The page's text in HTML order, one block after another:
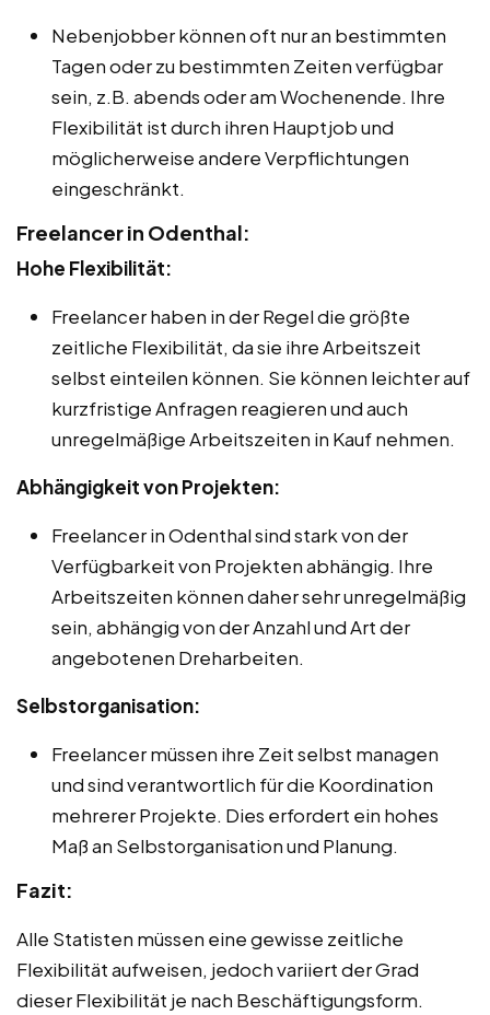
Nebenjobber können oft nur an bestimmten
Tagen oder zu bestimmten Zeiten verfügbar
sein, z.B. abends oder am Wochenende. Ihre
Flexibilität ist durch ihren Hauptjob und
möglicherweise andere Verpflichtungen
eingeschränkt.
Freelancer in Odenthal:
Hohe Flexibilität:
Freelancer haben in der Regel die größte
zeitliche Flexibilität, da sie ihre Arbeitszeit
selbst einteilen können. Sie können leichter auf
kurzfristige Anfragen reagieren und auch
unregelmäßige Arbeitszeiten in Kauf nehmen.
Abhängigkeit von Projekten:
Freelancer in Odenthal sind stark von der
Verfügbarkeit von Projekten abhängig. Ihre
Arbeitszeiten können daher sehr unregelmäßig
sein, abhängig von der Anzahl und Art der
angebotenen Dreharbeiten.
Selbstorganisation:
Freelancer müssen ihre Zeit selbst managen
und sind verantwortlich für die Koordination
mehrerer Projekte. Dies erfordert ein hohes
Maß an Selbstorganisation und Planung.
Fazit:
Alle Statisten müssen eine gewisse zeitliche
Flexibilität aufweisen, jedoch variiert der Grad
dieser Flexibilität je nach Beschäftigungsform.